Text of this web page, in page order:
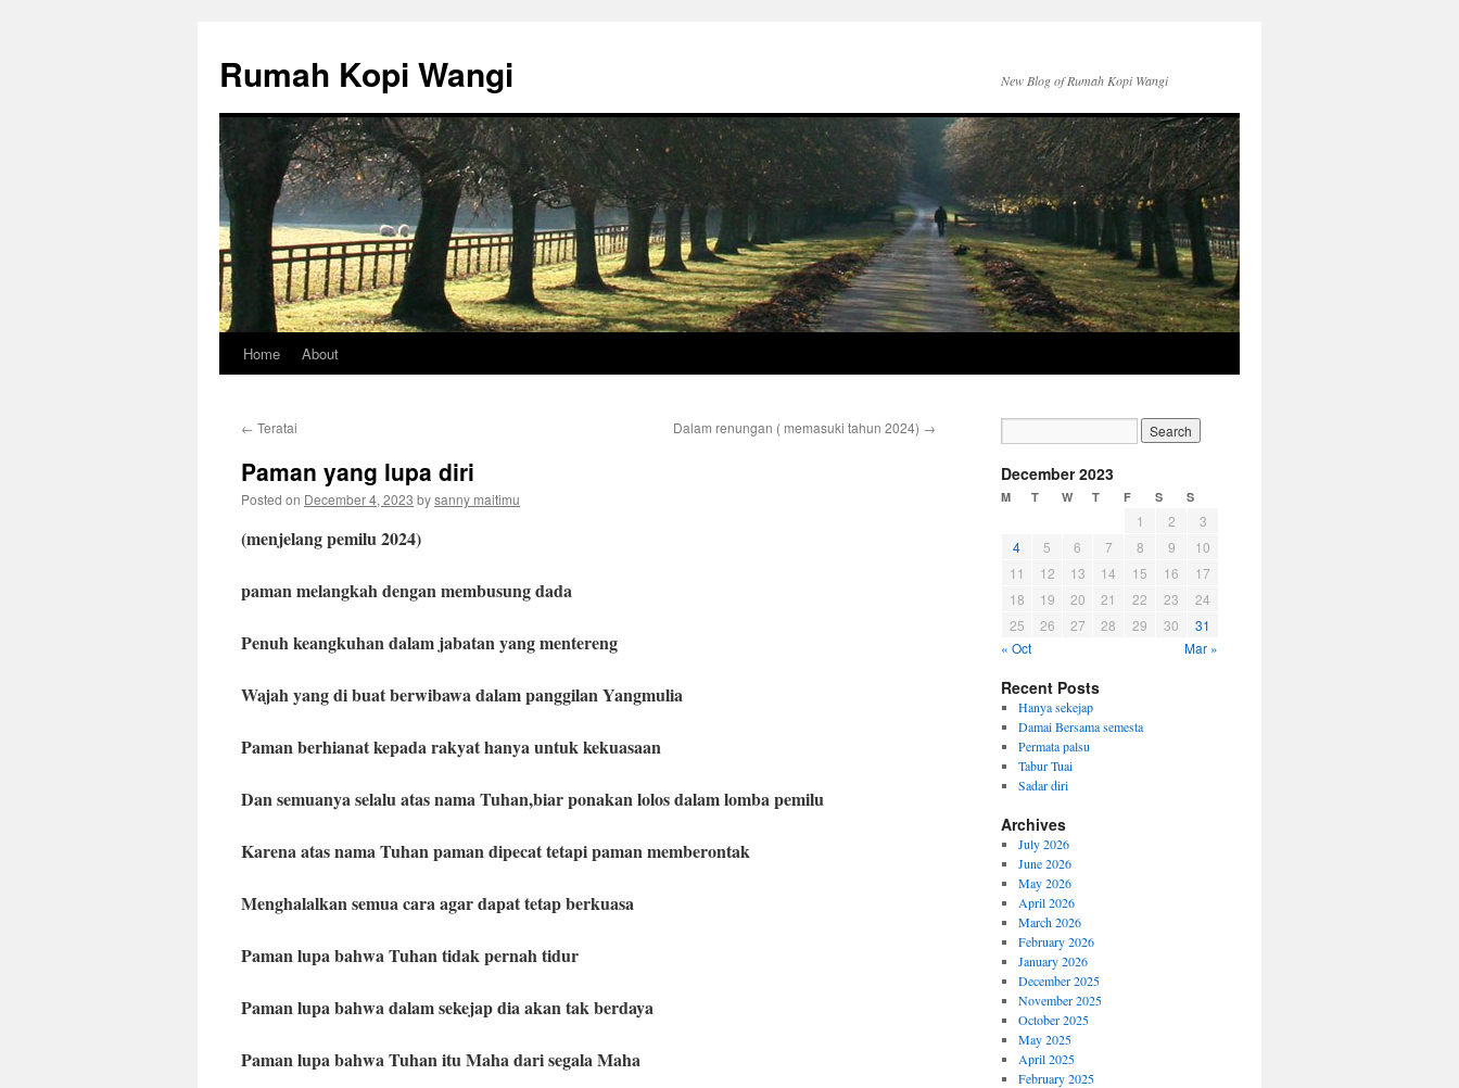
Rumah Kopi Wangi New Blog of Rumah Kopi Wangi
Skip
content
Home About
← Teratai Dalam renungan ( memasuki tahun 2024) →
Paman yang lupa diri
Posted on December 4, 2023 bysanny maitimu
(menjelang pemilu 2024)
paman melangkah dengan membusung dada
Penuh keangkuhan dalam jabatan yang mentereng
Wajah yang di buat berwibawa dalam panggilan Yangmulia
Paman berhianat kepada rakyat hanya untuk kekuasaan
Dan semuanya selalu atas nama Tuhan,biar ponakan lolos dalam lomba pemilu
Karena atas nama Tuhan paman dipecat tetapi paman memberontak
Menghalalkan semua cara agar dapat tetap berkuasa
Paman lupa bahwa Tuhan tidak pernah tidur
Paman lupa bahwa dalam sekejap dia akan tak berdaya
Paman lupa bahwa Tuhan itu Maha dari segala Maha
December 2023
M T W T F S S
1 2
3
4
5 6 7 8 9
10
11
12 13 14 15 16
17
18
19 20 21 22 23
24
25
26 27 28 29 30
31
« Oct
Mar »
Recent Posts
Hanya sekejap
Damai Bersama semesta
Permata palsu
Tabur Tuai
Sadar diri
Archives
July 2026
June 2026
May 2026
April 2026
March 2026
February 2026
January 2026
December 2025
November 2025
October 2025
May 2025
April 2025
February 2025